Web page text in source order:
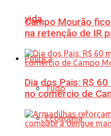
vida
Política
Tudo
Economia
Campo Mourão
na retenção de IR
Dia dos Pais: R$
no comércio de